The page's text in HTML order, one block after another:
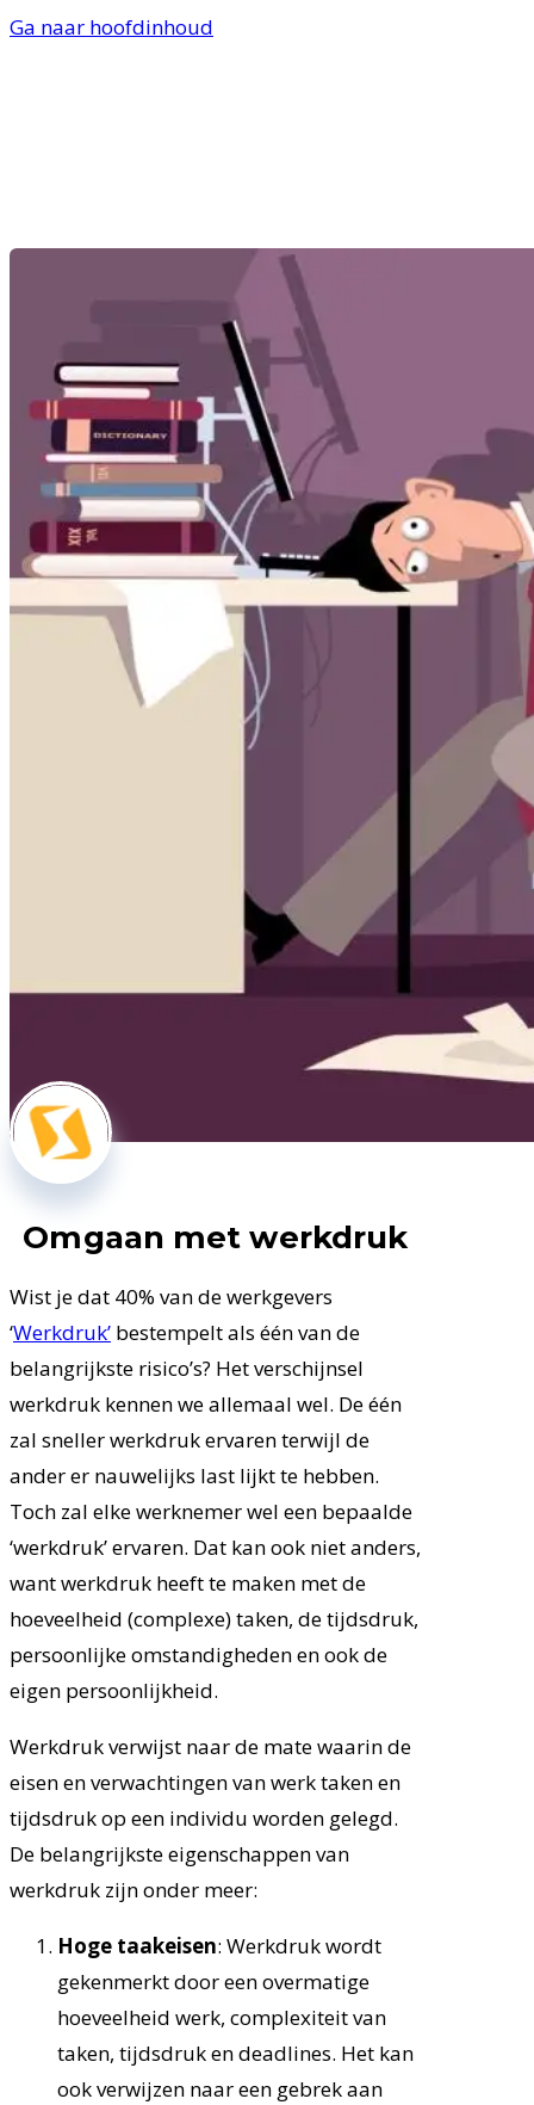
Ga naar hoofdinhoud
Omgaan met werkdruk
Wist je dat 40% van de werkgevers
‘Werkdruk’ bestempelt als één van de
belangrijkste risico’s? Het verschijnsel
werkdruk kennen we allemaal wel. De één
zal sneller werkdruk ervaren terwijl de
ander er nauwelijks last lijkt te hebben.
Toch zal elke werknemer wel een bepaalde
‘werkdruk’ ervaren. Dat kan ook niet anders,
want werkdruk heeft te maken met de
hoeveelheid (complexe) taken, de tijdsdruk,
persoonlijke omstandigheden en ook de
eigen persoonlijkheid.
Werkdruk verwijst naar de mate waarin de
eisen en verwachtingen van werk taken en
tijdsdruk op een individu worden gelegd.
De belangrijkste eigenschappen van
werkdruk zijn onder meer:
Hoge taakeisen: Werkdruk wordt
gekenmerkt door een overmatige
hoeveelheid werk, complexiteit van
taken, tijdsdruk en deadlines. Het kan
ook verwijzen naar een gebrek aan